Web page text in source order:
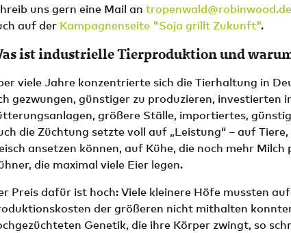
uns gern eine Mail an tropenwald@robinwood.de
auf der Kampagnenseite "Soja grillt Zukunft".
ist industrielle Tierproduktion und
viele Jahre konzentrierte sich die Tierhaltung in
gezwungen, günstiger zu produzieren, investierten
größere Ställe, importiertes,
die Züchtung setzte voll auf „Leistung“ – auf
ansetzen können, auf Kühe, die noch mehr
die maximal viele Eier legen.
Preis dafür ist hoch: Viele kleinere Höfe mussten
der größeren nicht mithalten
Genetik, die ihre Körper zwingt, so